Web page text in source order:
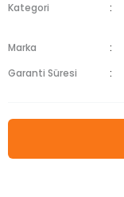
Kategori
Marka
Garanti Süresi